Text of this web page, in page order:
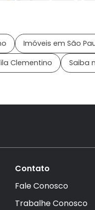
Imóveis em São
Clementino
Saiba
Contato
Fale Conosco
Trabalhe Conosco